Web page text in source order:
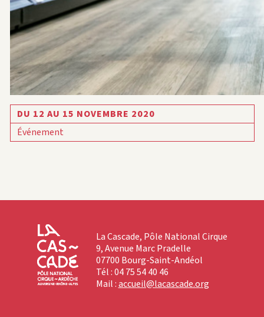
DU 12 AU 15 NOVEMBRE 2020
Événement
La Cascade, Pôle National Cirque
9, Avenue Marc Pradelle
07700 Bourg-Saint-Andéol
Tél : 04 75 54 40 46
Mail :accueil@lacascade.org